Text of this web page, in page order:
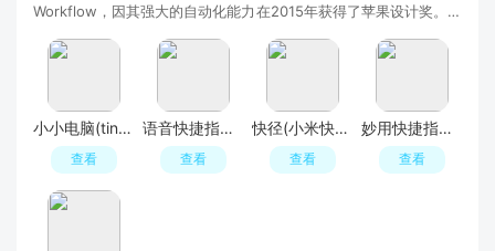
Workflow，因其强大的自动化能力在2015年获得了苹果设计奖。随
小小电脑(tinycomputer)
查看
语音快捷指令app安卓版
查看
快径(小米快捷指令库吾爱版)
查看
妙用快捷指令美化app安卓最新版
查看